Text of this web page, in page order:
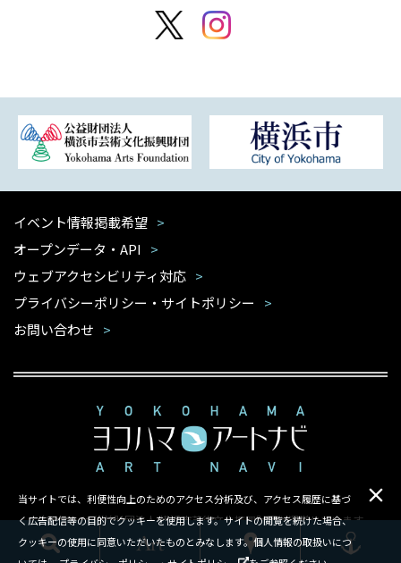
当サイトでは、利便性向上のためのアクセス分析及び、アクセス履歴に基づ
く広告配信等の目的でクッキーを使用します。サイトの閲覧を続けた場合、
クッキーの使用に同意いただいたものとみなします。個人情報の取扱いにつ
イベント情報掲載希望
オープンデータ・API
ウェブアクセシビリティ対応
プライバシーポリシー・サイトポリシー
お問い合わせ
本サイトは公益財団法人 横浜市芸術文化振興財団が運営しています
Copyright ©Yokohama Arts Foundation.All rights reserved.